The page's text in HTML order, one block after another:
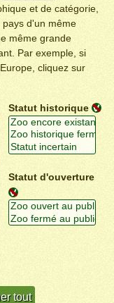
et de catégorie,
d'un même
même grande
Par exemple, si
cliquez sur
Statut historique
Statut d'ouverture